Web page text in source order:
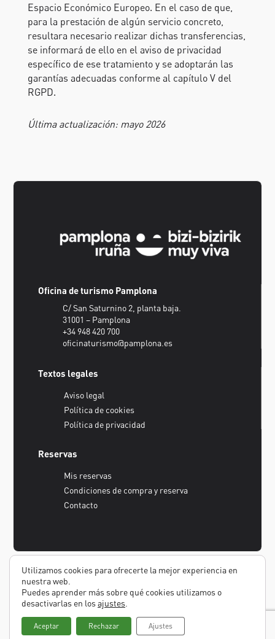
Espacio Económico Europeo. En el caso de que,
para la prestación de algún servicio concreto,
resultara necesario realizar dichas transferencias,
se informará de ello en el aviso de privacidad
específico de ese tratamiento y se adoptarán las
garantías adecuadas conforme al capítulo V del
RGPD.
Última actualización: mayo 2026
Oficina de turismo Pamplona
C/ San Saturnino 2, planta baja.
31001 – Pamplona
+34 948 420 700
oficinaturismo@pamplona.es
Textos legales
Aviso legal
Política de cookies
Política de privacidad
Reservas
Mis reservas
Condiciones de compra y reserva
Contacto
Utilizamos cookies para ofrecerte la mejor experiencia en
nuestra web.
Puedes aprender más sobre qué cookies utilizamos o
desactivarlas en losajustes
Aceptar Rechazar Ajustes